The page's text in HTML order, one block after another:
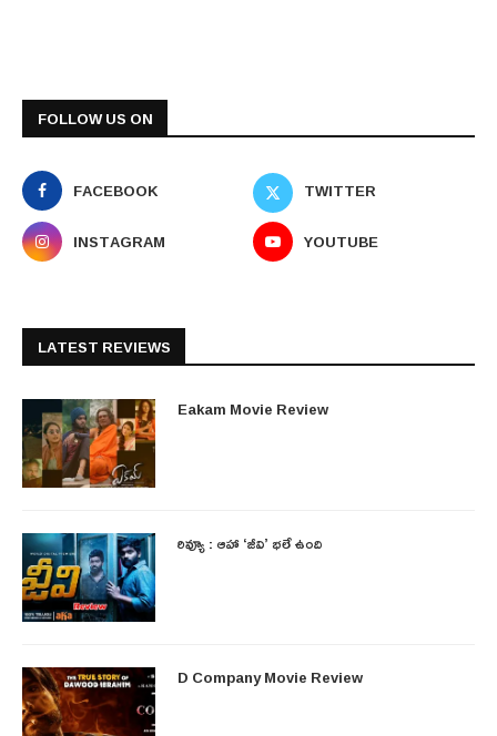
FOLLOW US ON
FACEBOOK
TWITTER
INSTAGRAM
YOUTUBE
LATEST REVIEWS
Eakam Movie Review
రివ్యూ : ఆహా ‘జీవి’ భలే ఉంది
D Company Movie Review